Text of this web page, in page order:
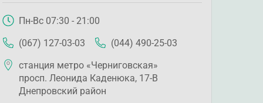
Пн-Вс 07:30 - 21:00
(067) 127-03-03
(044) 490-25-03
станция метро «Черниговская»
просп. Леонида Каденюка, 17-В
Днепровский район